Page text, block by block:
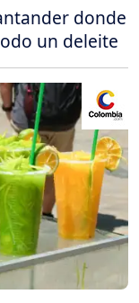
donde
un deleite